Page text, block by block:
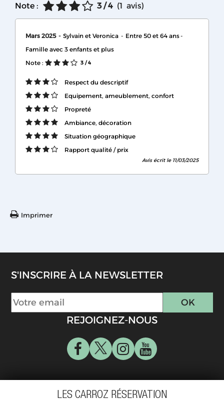
Note : 3 / 4 (1 avis)
Mars 2025 Sylvain et Veronica
Entre 50 et 64 ans
Famille avec 3 enfants et plus
Note :
3 / 4
Respect du descriptif
Equipement, ameublement, confort
Propreté
Ambiance, décoration
Situation géographique
Rapport qualité / prix
Avis écrit le 11/03/2025
Imprimer
S'INSCRIRE À LA NEWSLETTER
REJOIGNEZ-NOUS
LES CARROZ RÉSERVATION